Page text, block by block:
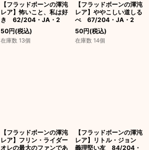
【フラッドボーンの渾沌
レア】怖いこと、私は好
き 62/204・JA・2
50円(税込)
在庫数 13個
【フラッドボーンの渾沌
レア】ややこしい道しる
べ 67/204・JA・2
50円(税込)
在庫数 14個
【フラッドボーンの渾沌
レア】フリン・ライダー
オレの最大のファンであ
【フラッドボーンの渾沌
レア】リトル・ジョン
義理堅い友 84/204・